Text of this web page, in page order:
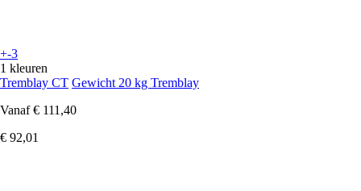
+-3
1 kleuren
Tremblay CT Gewicht 20 kg Tremblay
Vanaf € 111,40
€ 92,01